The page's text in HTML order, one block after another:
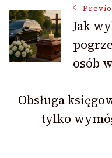
Post
Jak
osób
Obsługa
tylko